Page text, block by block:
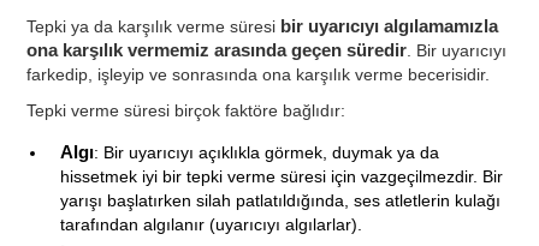
Tepki ya da karşılık verme süresi bir uyarıcıyı algılamamızla
ona karşılık vermemiz arasında geçen süredir . Bir uyarıcıyı
farkedip, işleyip ve sonrasında ona karşılık verme becerisidir.
Tepki verme süresi birçok faktöre bağlıdır:
Algı: Bir uyarıcıyı açıklıkla görmek, duymak ya da
hissetmek iyi bir tepki verme süresi için vazgeçilmezdir. Bir
yarışı başlatırken silah patlatıldığında, ses atletlerin kulağı
tarafından algılanır (uyarıcıyı algılarlar).